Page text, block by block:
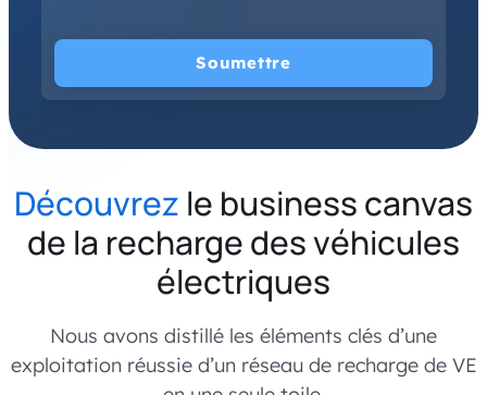
Découvrez le business canvas
de la recharge des véhicules
électriques
Nous avons distillé les éléments clés d’une
exploitation réussie d’un réseau de recharge de VE